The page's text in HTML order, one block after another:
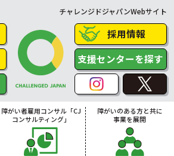
チャレンジドジャパンWebサイト
採用情報
支援センターを探す
障がい者雇用コンサル「CJ
コンサルティング」
障がいのある方と共に
事業を展開